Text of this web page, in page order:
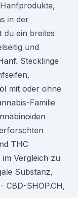
in der
ein breites
und
Stecklinge
mit oder ohne
Familie
THC
Vergleich zu
Substanz,
CBD-SHOP.CH,